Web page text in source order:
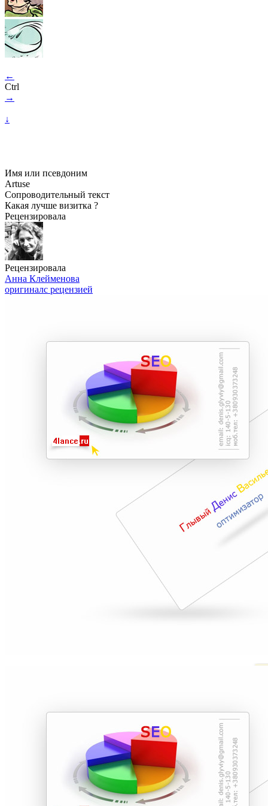
←
Ctrl
→
↓
Имя или псевдоним
Artuse
Сопроводительный текст
Какая лучше визитка ?
Рецензировала
Рецензировала
Анна Клейменова
оригиналс рецензией